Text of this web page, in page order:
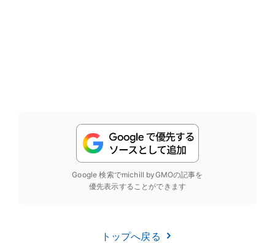
Google 検索でmichill byGMOの記事を
優先表示することができます
トップへ戻る